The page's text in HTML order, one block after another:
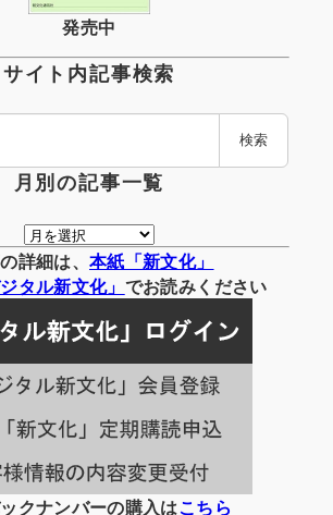
発売中
サイト内記事検索
検索
月別の記事一覧
月
別
の
事
一
覧
詳細は、 本紙「新文化」
タル新文化」 でお読みください
クナンバーの購入はこちら